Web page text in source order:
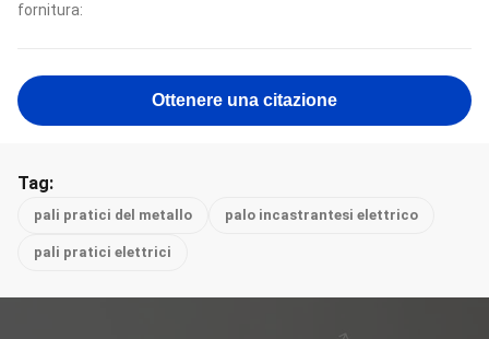
fornitura:
Ottenere una citazione
Tag:
pali pratici del metallo palo incastrantesi elettrico
pali pratici elettrici